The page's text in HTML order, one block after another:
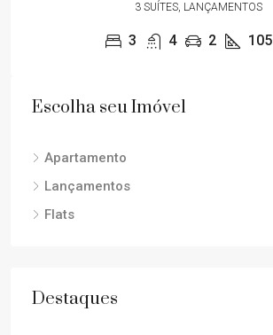
3 SUÍTES, LANÇAMENTOS
3 4 2 105
Escolha seu Imóvel
Apartamento
Lançamentos
Flats
Destaques